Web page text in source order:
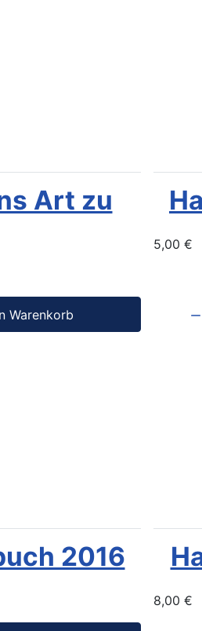
Art zu
Warenkorb
5,00 €
2016
8,00 €